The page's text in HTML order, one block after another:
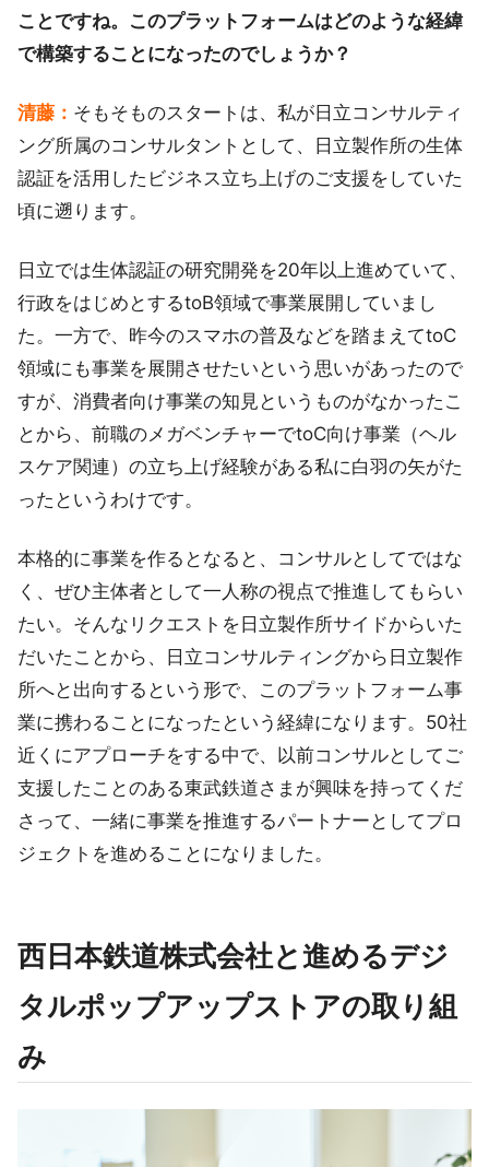
ことですね。このプラットフォームはどのような経緯
で構築することになったのでしょうか？
清藤： そもそものスタートは、私が日立コンサルティ
ング所属のコンサルタントとして、日立製作所の生体
認証を活用したビジネス立ち上げのご支援をしていた
頃に遡ります。
日立では生体認証の研究開発を20年以上進めていて、
行政をはじめとするtoB領域で事業展開していまし
た。一方で、昨今のスマホの普及などを踏まえてtoC
領域にも事業を展開させたいという思いがあったので
すが、消費者向け事業の知見というものがなかったこ
とから、前職のメガベンチャーでtoC向け事業（ヘル
スケア関連）の立ち上げ経験がある私に白羽の矢がた
ったというわけです。
本格的に事業を作るとなると、コンサルとしてではな
く、ぜひ主体者として一人称の視点で推進してもらい
たい。そんなリクエストを日立製作所サイドからいた
だいたことから、日立コンサルティングから日立製作
所へと出向するという形で、このプラットフォーム事
業に携わることになったという経緯になります。50社
近くにアプローチをする中で、以前コンサルとしてご
支援したことのある東武鉄道さまが興味を持ってくだ
さって、一緒に事業を推進するパートナーとしてプロ
ジェクトを進めることになりました。
西日本鉄道株式会社と進めるデジ
タルポップアップストアの取り組
み